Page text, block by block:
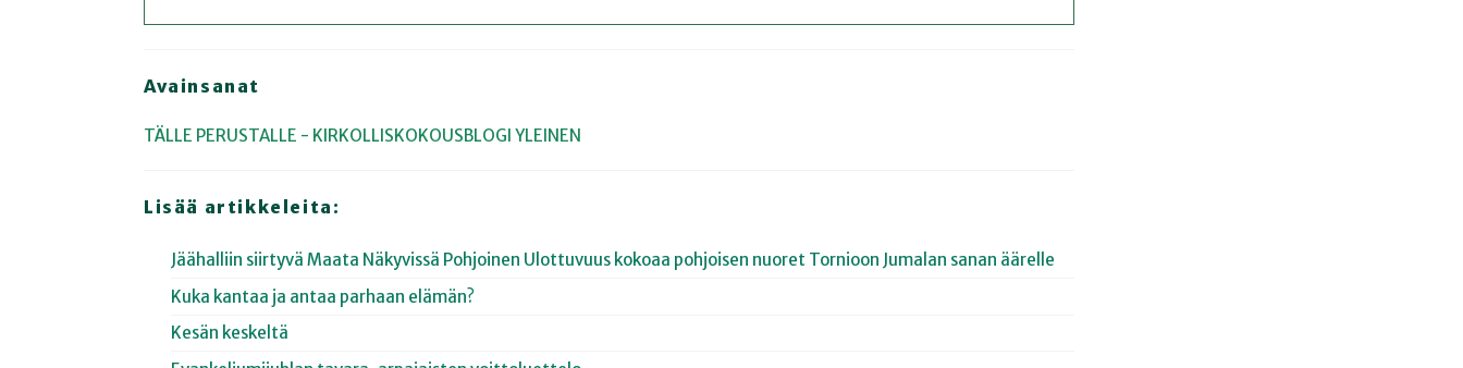
Avainsanat
TÄLLE PERUSTALLE - KIRKOLLISKOKOUSBLOGI YLEINEN
Lisää artikkeleita:
Jäähalliin siirtyvä Maata Näkyvissä Pohjoinen Ulottuvuus kokoaa pohjoisen nuoret Tornioon Jumalan sanan äärelle
Kuka kantaa ja antaa parhaan elämän?
Kesän keskeltä